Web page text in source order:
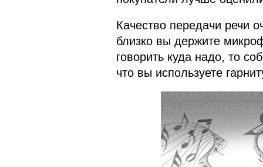
Качество передачи речи
близко вы держите
говорить куда надо, то
что вы используете